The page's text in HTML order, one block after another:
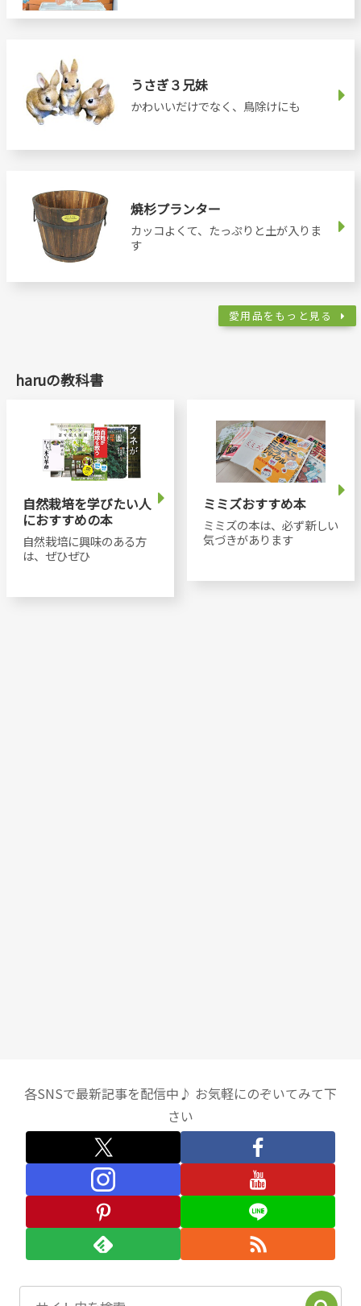
うさぎ３兄妹
かわいいだけでなく、鳥除けにも
焼杉プランター
カッコよくて、たっぷりと土が入りま
す
愛用品をもっと見る
haruの教科書
自然栽培を学びたい人
におすすめの本
自然栽培に興味のある方
は、ぜひぜひ
ミミズおすすめ本
ミミズの本は、必ず新しい
気づきがあります
各SNSで最新記事を配信中♪ お気軽にのぞいてみて下
さい